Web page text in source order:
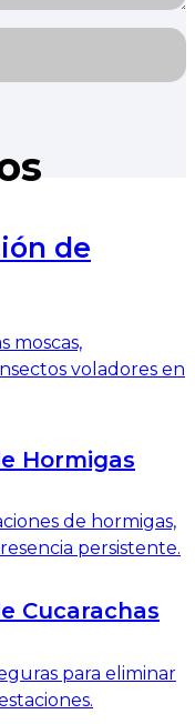
de
moscas,
voladores en
Hormigas
de hormigas,
persistente.
Cucarachas
para eliminar